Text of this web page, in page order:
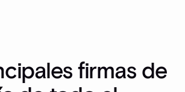
firmas de